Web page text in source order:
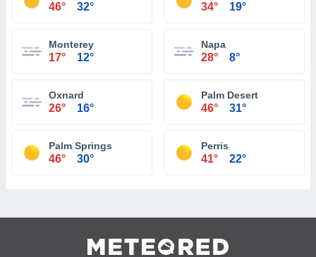
46° 32° 34° 19°
Monterey
17° 12°
Napa
28° 8°
Oxnard
26° 16°
Palm Desert
46° 31°
Palm Springs
46° 30°
Perris
41° 22°